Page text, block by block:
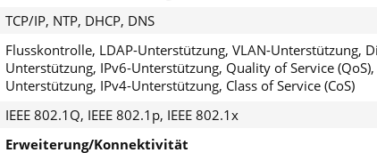
TCP/IP, NTP, DHCP, DNS
Flusskontrolle, LDAP-Unterstützung, VLAN-Unterstützung,
Unterstützung, IPv6-Unterstützung, Quality of Service (QoS),
Unterstützung, IPv4-Unterstützung, Class of Service (CoS)
IEEE 802.1Q, IEEE 802.1p, IEEE 802.1x
Erweiterung/Konnektivität